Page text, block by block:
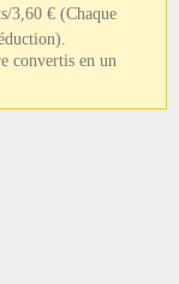
3,60 € (Chaque
convertis en un